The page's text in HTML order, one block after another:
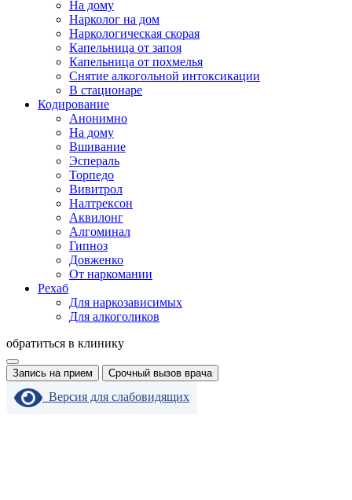
На дому
Нарколог на дом
Наркологическая скорая
Капельница от запоя
Капельница от похмелья
Снятие алкогольной интоксикации
В стационаре
Кодирование
Анонимно
На дому
Вшивание
Эспераль
Торпедо
Вивитрол
Налтрексон
Аквилонг
Алгоминал
Гипноз
Довженко
От наркомании
Рехаб
Для наркозависимых
Для алкоголиков
обратиться в клинику
Запись на прием Срочный вызов врача
Версия для слабовидящих